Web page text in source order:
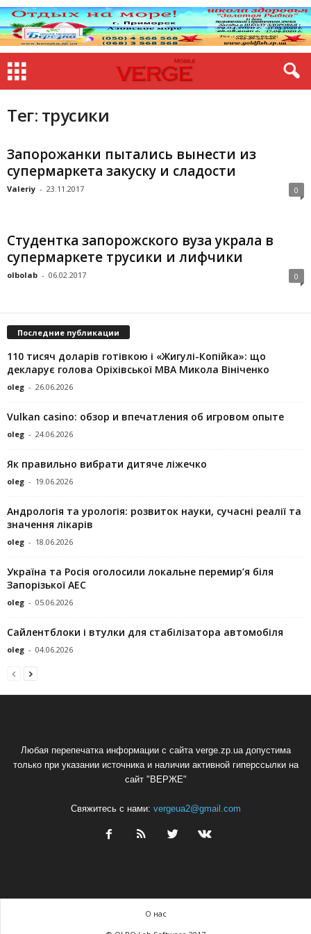
Тег: трусики
Запорожанки пытались вынести из
супермаркета закуску и сладости
Valeriy - 23.11.2017 0
Студентка запорожского вуза украла в
супермаркете трусики и лифчики
olbolab - 06.02.2017 0
Последние публикации
110 тисяч доларів готівкою і «Жигулі-Копійка»: що
декларує голова Оріхівської МВА Микола Вініченко
oleg - 26.06.2026
Vulkan casino: обзор и впечатления об игровом опыте
oleg - 24.06.2026
Як правильно вибрати дитяче ліжечко
oleg - 19.06.2026
Андрологія та урологія: розвиток науки, сучасні реалії та
значення лікарів
oleg - 18.06.2026
Україна та Росія оголосили локальне перемир’я біля
Запорізької АЕС
oleg - 05.06.2026
Сайлентблоки і втулки для стабілізатора автомобіля
oleg - 04.06.2026
Любая перепечатка информации с сайта verge.zp.ua допустима
только при указании источника и наличии активной гиперссылки на
сайт "ВЕРЖЕ"
Свяжитесь с нами: vergeua2@gmail.com
О нас